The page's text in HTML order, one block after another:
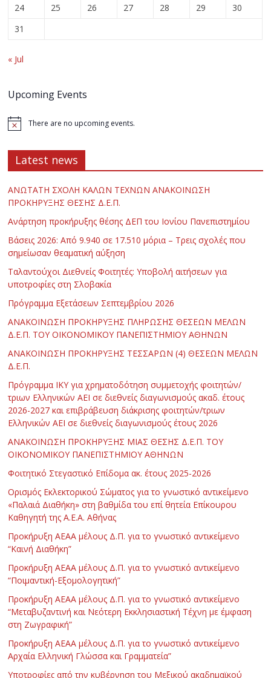
24 25 26 27 28 29
30
31
« Jul
Upcoming Events
There are no upcoming events.
Latest news
ΑΝΩΤΑΤΗ ΣΧΟΛΗ ΚΑΛΩΝ ΤΕΧΝΩΝ ΑΝΑΚΟΙΝΩΣΗ
ΠΡΟΚΗΡΥΞΗΣ ΘΕΣΗΣ Δ.Ε.Π.
Ανάρτηση προκήρυξης θέσης ΔΕΠ του Ιονίου Πανεπιστημίου
Βάσεις 2026: Από 9.940 σε 17.510 μόρια – Τρεις σχολές που
σημείωσαν θεαματική αύξηση
Ταλαντούχοι Διεθνείς Φοιτητές: Υποβολή αιτήσεων για
υποτροφίες στη Σλοβακία
Πρόγραμμα Εξετάσεων Σεπτεμβρίου 2026
ΑΝΑΚΟΙΝΩΣΗ ΠΡΟΚΗΡΥΞΗΣ ΠΛΗΡΩΣΗΣ ΘΕΣΕΩΝ ΜΕΛΩΝ
Δ.Ε.Π. ΤΟΥ ΟΙΚΟΝΟΜΙΚΟΥ ΠΑΝΕΠΙΣΤΗΜΙΟΥ ΑΘΗΝΩΝ
ΑΝΑΚΟΙΝΩΣΗ ΠΡΟΚΗΡΥΞΗΣ ΤΕΣΣΑΡΩΝ (4) ΘΕΣΕΩΝ ΜΕΛΩΝ
Δ.Ε.Π.
Πρόγραμμα ΙΚΥ για χρηματοδότηση συμμετοχής φοιτητών/
τριων Ελληνικών ΑΕΙ σε διεθνείς διαγωνισμούς ακαδ. έτους
2026-2027 και επιβράβευση διάκρισης φοιτητών/τριων
Ελληνικών ΑΕΙ σε διεθνείς διαγωνισμούς έτους 2026
ΑΝΑΚΟΙΝΩΣΗ ΠΡΟΚΗΡΥΞΗΣ ΜΙΑΣ ΘΕΣΗΣ Δ.Ε.Π. ΤΟΥ
ΟΙΚΟΝΟΜΙΚΟΥ ΠΑΝΕΠΙΣΤΗΜΙΟΥ ΑΘΗΝΩΝ
Φοιτητικό Στεγαστικό Επίδομα ακ. έτους 2025-2026
Ορισμός Εκλεκτορικού Σώματος για το γνωστικό αντικείμενο
«Παλαιά Διαθήκη» στη βαθμίδα του επί θητεία Επίκουρου
Καθηγητή της Α.Ε.Α. Αθήνας
Προκήρυξη ΑΕΑΑ μέλους Δ.Π. για το γνωστικό αντικείμενο
“Καινή Διαθήκη”
Προκήρυξη ΑΕΑΑ μέλους Δ.Π. για το γνωστικό αντικείμενο
“Ποιμαντική-Εξομολογητική”
Προκήρυξη ΑΕΑΑ μέλους Δ.Π. για το γνωστικό αντικείμενο
“Μεταβυζαντινή και Νεότερη Εκκλησιαστική Τέχνη με έμφαση
στη Ζωγραφική”
Προκήρυξη ΑΕΑΑ μέλους Δ.Π. για το γνωστικό αντικείμενο
Αρχαία Ελληνική Γλώσσα και Γραμματεία”
Υποτροφίες από την κυβέρνηση του Μεξικού ακαδημαϊκού